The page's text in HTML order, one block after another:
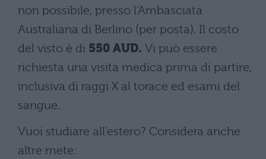
non possibile, presso l’Ambasciata
Australiana di Berlino (per posta). Il costo
del visto è di 550 AUD. Vi può essere
richiesta una visita medica prima di partire,
inclusiva di raggi X al torace ed esami del
sangue.
Vuoi studiare all’estero? Considera anche
altre mete: